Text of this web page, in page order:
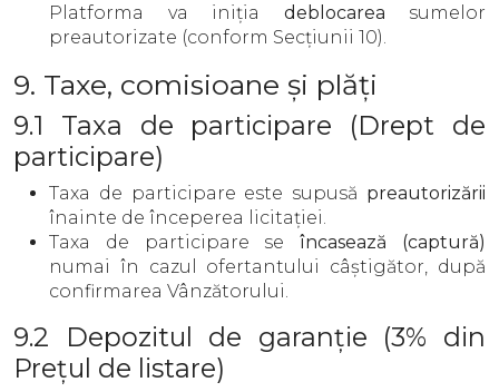
Platforma va iniția deblocarea sumelor
preautorizate (conform Secțiunii 10).
9. Taxe, comisioane și plăți
9.1 Taxa de participare (Drept de
participare)
Taxa de participare este supusă preautorizării
înainte de începerea licitației.
Taxa de participare seîncasează (captură)
numai în cazul ofertantului câștigător, după
confirmarea Vânzătorului.
9.2 Depozitul de garanție (3% din
Prețul de listare)